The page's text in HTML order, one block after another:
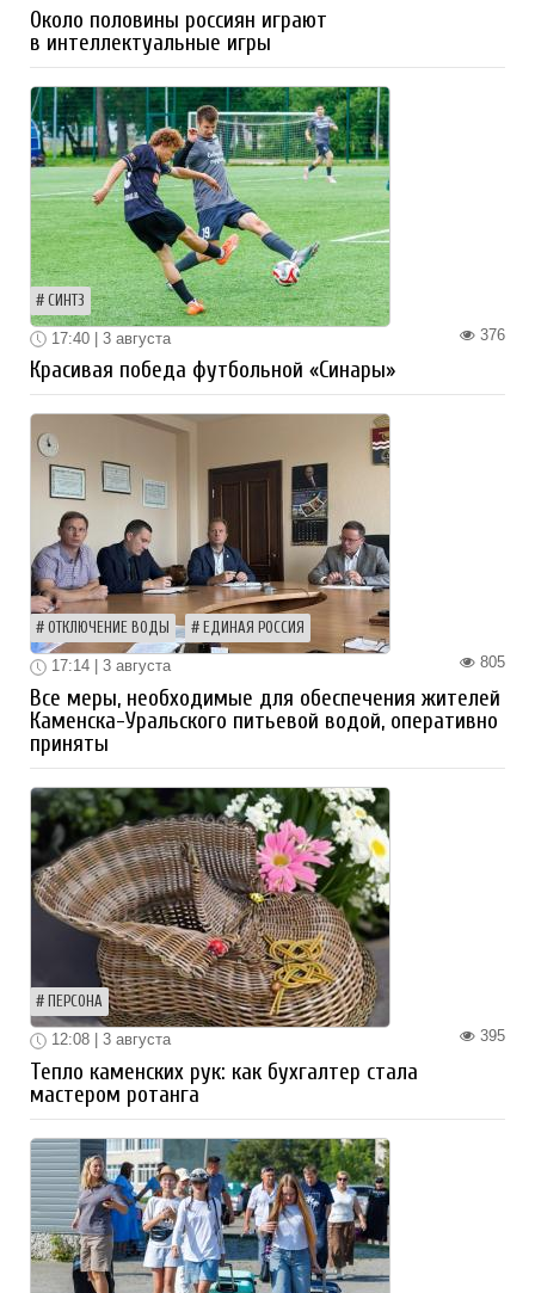
Около половины россиян играют
в интеллектуальные игры
СИНТЗ
376
17:40 | 3 августа
Красивая победа футбольной «Синары»
ОТКЛЮЧЕНИЕ ВОДЫ ЕДИНАЯ РОССИЯ
805
17:14 | 3 августа
Все меры, необходимые для обеспечения жителей
Каменска-Уральского питьевой водой, оперативно
приняты
ПЕРСОНА
395
12:08 | 3 августа
Тепло каменских рук: как бухгалтер стала
мастером ротанга